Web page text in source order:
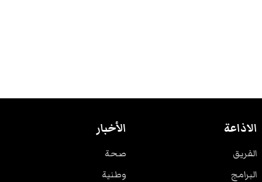
الاذاعة
الفريق
البرامج
الأخبار
صحة
وطنية